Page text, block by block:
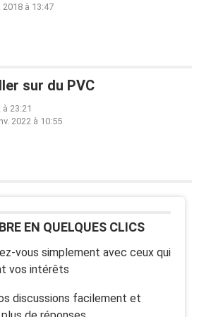
2018 à 13:47
sur du PVC
à 23:21
2022 à 10:55
EN QUELQUES CLICS
vous simplement avec ceux qui
vos intérêts
discussions facilement et